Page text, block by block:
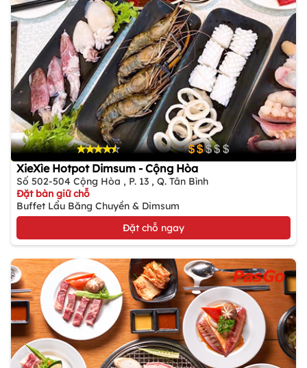
XieXìe Hotpot Dimsum - Cộng Hòa
Số 502-504 Cộng Hòa , P. 13 , Q. Tân Bình
Đặt bàn giữ chỗ
Buffet Lẩu Băng Chuyền & Dimsum
Đặt chỗ ngay